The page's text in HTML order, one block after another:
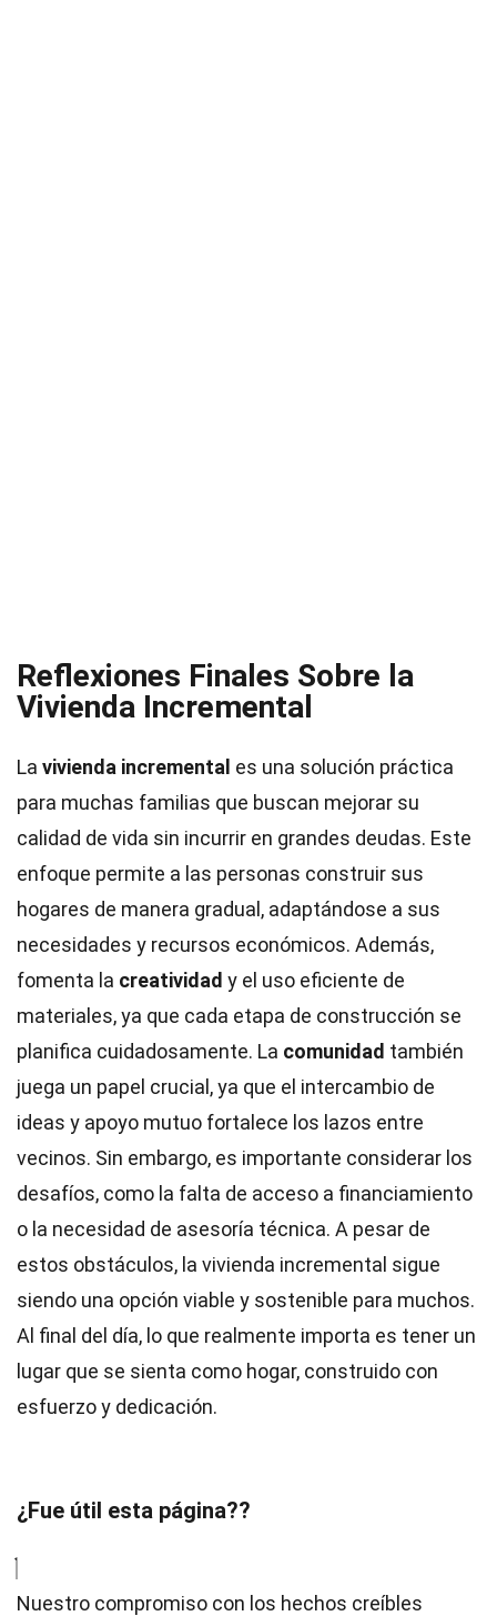
Reflexiones Finales Sobre la
Vivienda Incremental
La vivienda incremental es una solución práctica
para muchas familias que buscan mejorar su
calidad de vida sin incurrir en grandes deudas. Este
enfoque permite a las personas construir sus
hogares de manera gradual, adaptándose a sus
necesidades y recursos económicos. Además,
fomenta la creatividad y el uso eficiente de
materiales, ya que cada etapa de construcción se
planifica cuidadosamente. La comunidad también
juega un papel crucial, ya que el intercambio de
ideas y apoyo mutuo fortalece los lazos entre
vecinos. Sin embargo, es importante considerar los
desafíos, como la falta de acceso a financiamiento
o la necesidad de asesoría técnica. A pesar de
estos obstáculos, la vivienda incremental sigue
siendo una opción viable y sostenible para muchos.
Al final del día, lo que realmente importa es tener un
lugar que se sienta como hogar, construido con
esfuerzo y dedicación.
¿Fue útil esta página??
Nuestro compromiso con los hechos creíbles